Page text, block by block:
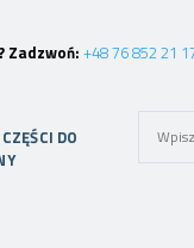
Zadzwoń: +48 76 852 21
DO